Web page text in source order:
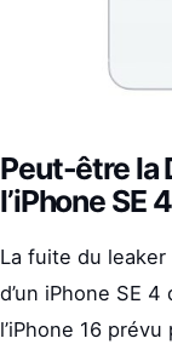
Peut-être la
l’iPhone SE 4
La fuite du
d’un iPhone SE
l’iPhone 16